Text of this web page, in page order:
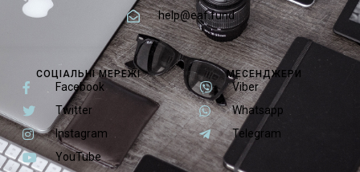
help@eaf.fund
СОЦІАЛЬНІ МЕРЕЖІ
Facebook
Twitter
Instagram
YouTube
МЕСЕНДЖЕРИ
Viber
Whatsapp
Telegram